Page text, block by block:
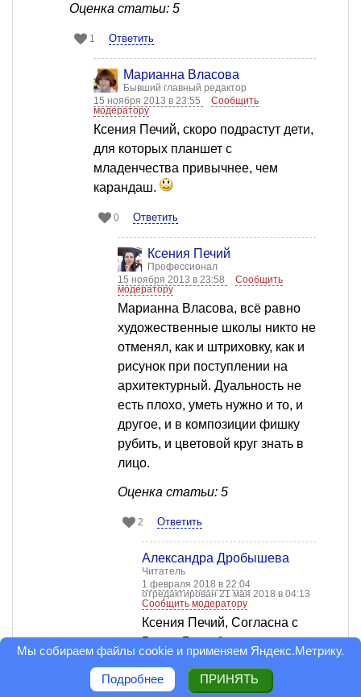
Оценка статьи: 5
1 Ответить
Марианна Власова
Бывший главный редактор
15 ноября 2013 в 23:55
Сообщить
модератору
Ксения Печий, скоро подрастут дети,
для которых планшет с
младенчества привычнее, чем
карандаш.
0 Ответить
Ксения Печий
Профессионал
15 ноября 2013 в 23:58
Сообщить
модератору
Марианна Власова, всё равно
художественные школы никто не
отменял, как и штриховку, как и
рисунок при поступлении на
архитектурный. Дуальность не
есть плохо, уметь нужно и то, и
другое, и в композиции фишку
рубить, и цветовой круг знать в
лицо.
Оценка статьи: 5
2 Ответить
Александра Дробышева
Читатель
1 февраля 2018 в 22:04
отредактирован 21 мая 2018 в 04:13
Сообщить модератору
Ксения Печий, Согласна с
Вами. Я вообще не
представляю как архитектор
не умеет рисовать? для
Мы собираем файлы cookie и применяем Яндекс.Метрику.
Подробнее ПРИНЯТЬ